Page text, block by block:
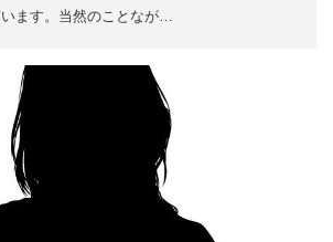
ます。当然のことなが…